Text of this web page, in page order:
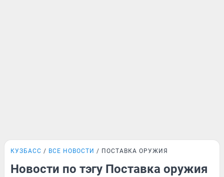
КУЗБАСС ВСЕ НОВОСТИ ПОСТАВКА ОРУЖИЯ
Новости по тэгу Поставка оружия